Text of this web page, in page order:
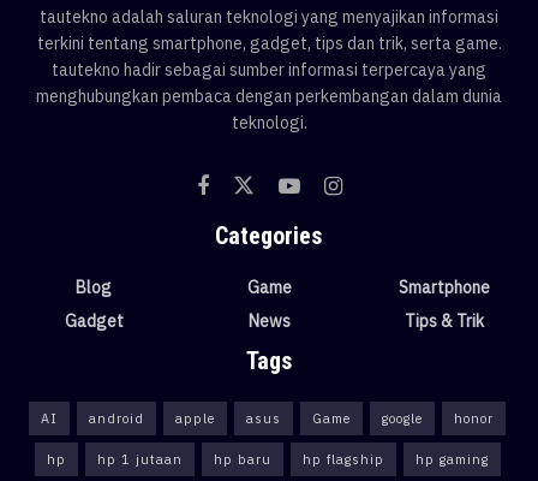
tautekno adalah saluran teknologi yang menyajikan informasi
terkini tentang smartphone, gadget, tips dan trik, serta game.
tautekno hadir sebagai sumber informasi terpercaya yang
menghubungkan pembaca dengan perkembangan dalam dunia
teknologi.
Categories
Blog
Gadget
Game
News
Smartphone
Tips & Trik
Tags
AI android apple asus Game google honor
hp hp 1 jutaan hp baru hp flagship hp gaming